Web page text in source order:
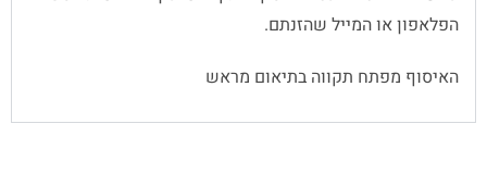
הפלאפון או המייל שהזנתם.
האיסוף מפתח תקווה בתיאום מראש